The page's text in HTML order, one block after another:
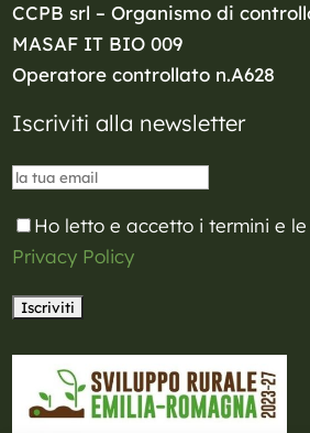
CCPB srl – Organismo di
MASAF IT BIO 009
Operatore controllato n.A628
Iscriviti alla newsletter
Ho letto e accetto i termini e
Privacy Policy